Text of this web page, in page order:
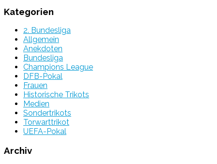
Kategorien
2. Bundesliga
Allgemein
Anekdoten
Bundesliga
Champions League
DFB-Pokal
Frauen
Historische Trikots
Medien
Sondertrikots
Torwarttrikot
UEFA-Pokal
Archiv